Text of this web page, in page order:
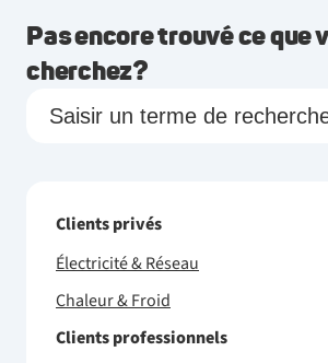
Pas encore trouvé ce que
cherchez?
Clients privés
Électricité & Réseau
Chaleur & Froid
Clients professionnels